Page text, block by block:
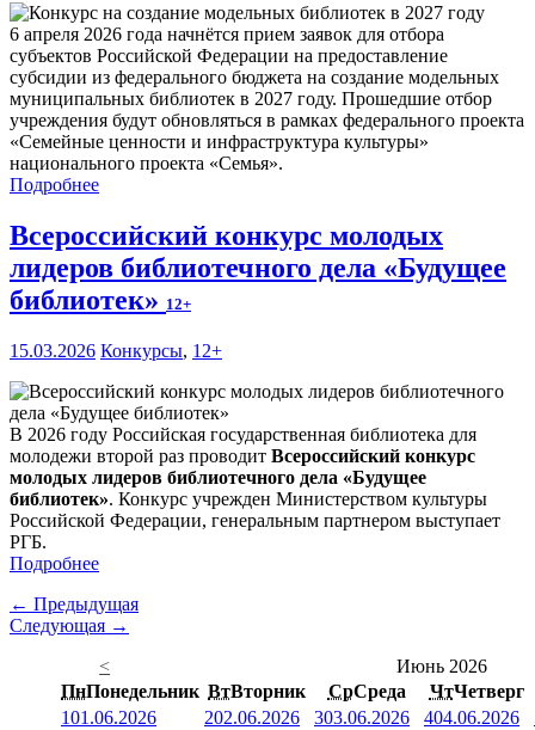
6 апреля 2026 года начнётся прием заявок для отбора
субъектов Российской Федерации на предоставление
субсидии из федерального бюджета на создание модельных
муниципальных библиотек в 2027 году. Прошедшие отбор
учреждения будут обновляться в рамках федерального проекта
«Семейные ценности и инфраструктура культуры»
национального проекта «Семья».
Подробнее
Всероссийский конкурс молодых
лидеров библиотечного дела «Будущее
библиотек» 12+
15.03.2026 Конкурсы, 12+
В 2026 году Российская государственная библиотека для
молодежи второй раз проводит Всероссийский конкурс
молодых лидеров библиотечного дела «Будущее
библиотек». Конкурс учрежден Министерством культуры
Российской Федерации, генеральным партнером выступает
РГБ.
Подробнее
← Предыдущая
Следующая →
<
Июнь 2026
ПнПонедельник ВтВторник СрСреда ЧтЧетверг
101.06.2026 202.06.2026 303.06.2026 404.06.2026